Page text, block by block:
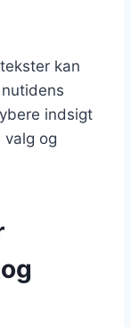
kan
indsigt
valg og